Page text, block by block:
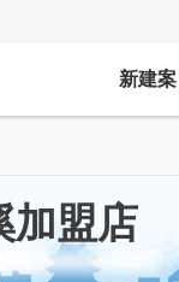
新建案
加盟店